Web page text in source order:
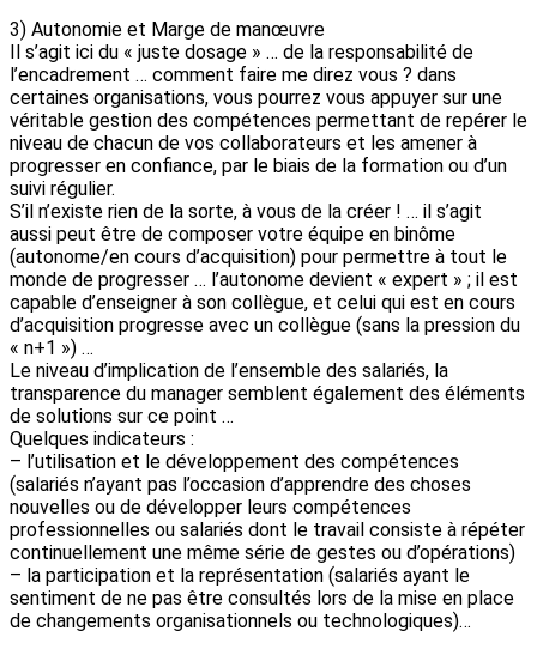
3) Autonomie et Marge de manœuvre
Il s’agit ici du « juste dosage » … de la responsabilité de
l’encadrement … comment faire me direz vous ? dans
certaines organisations, vous pourrez vous appuyer sur une
véritable gestion des compétences permettant de repérer le
niveau de chacun de vos collaborateurs et les amener à
progresser en confiance, par le biais de la formation ou d’un
suivi régulier.
S’il n’existe rien de la sorte, à vous de la créer ! … il s’agit
aussi peut être de composer votre équipe en binôme
(autonome/en cours d’acquisition) pour permettre à tout le
monde de progresser … l’autonome devient « expert » ; il est
capable d’enseigner à son collègue, et celui qui est en cours
d’acquisition progresse avec un collègue (sans la pression du
« n+1 ») …
Le niveau d’implication de l’ensemble des salariés, la
transparence du manager semblent également des éléments
de solutions sur ce point …
Quelques indicateurs :
– l’utilisation et le développement des compétences
(salariés n’ayant pas l’occasion d’apprendre des choses
nouvelles ou de développer leurs compétences
professionnelles ou salariés dont le travail consiste à répéter
continuellement une même série de gestes ou d’opérations)
– la participation et la représentation (salariés ayant le
sentiment de ne pas être consultés lors de la mise en place
de changements organisationnels ou technologiques)…